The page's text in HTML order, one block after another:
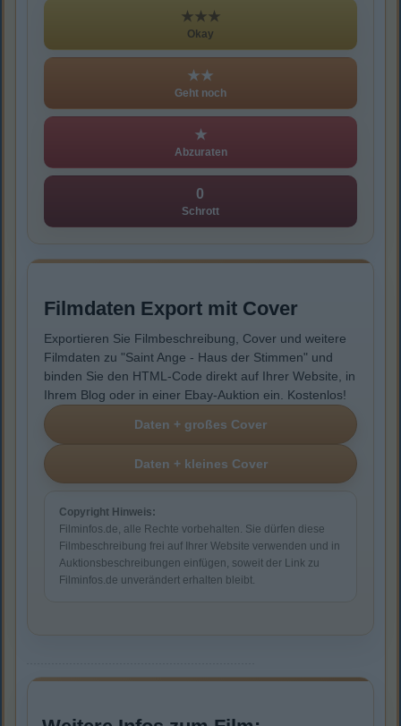
★★★
Okay
★★
Geht noch
★
Abzuraten
0
Schrott
Filmdaten Export mit Cover
Exportieren Sie Filmbeschreibung, Cover und weitere
Filmdaten zu "Saint Ange - Haus der Stimmen" und
binden Sie den HTML-Code direkt auf Ihrer Website, in
Ihrem Blog oder in einer Ebay-Auktion ein. Kostenlos!
Copyright Hinweis:
Filminfos.de, alle Rechte vorbehalten. Sie dürfen diese
Filmbeschreibung frei auf Ihrer Website verwenden und in
Auktionsbeschreibungen einfügen, soweit der Link zu
Filminfos.de unverändert erhalten bleibt.